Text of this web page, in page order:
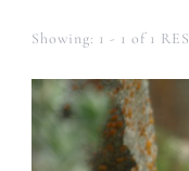
Showing: 1 - 1 of 1